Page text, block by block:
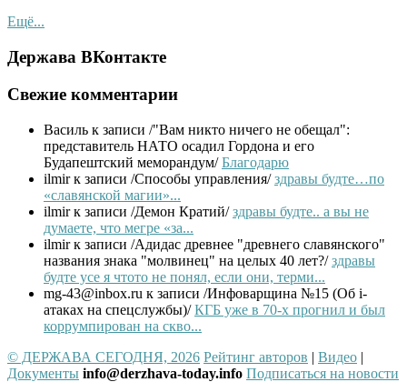
Ещё...
Держава ВКонтакте
Свежие комментарии
Василь к записи /"Вам никто ничего не обещал":
представитель НАТО осадил Гордона и его
Будапештский меморандум/Благодарю
ilmirк записи /Способы управления/здравы будте…по
«славянской магии»...
ilmirк записи /Демон Кратий/здравы будте.. а вы не
думаете, что мегре «за...
ilmirк записи /Адидас древнее "древнего славянского"
названия знака "молвинец" на целых 40 лет?/здравы
будте усе я чтото не понял, если они, терми...
mg-43@inbox.ru к записи /Инфоварщина №15 (Об i-
атаках на спецслужбы)/КГБ уже в 70-х прогнил и был
коррумпирован на скво...
© ДЕРЖАВА СЕГОДНЯ, 2026 Рейтинг авторов | Видео |
Документы info@derzhava-today.info Подписаться на новости